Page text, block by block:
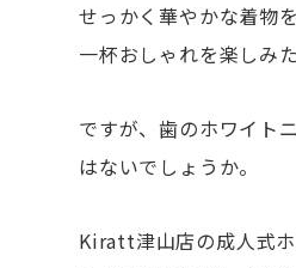
せっかく華やかな着物
一杯おしゃれを楽しみ
ですが、歯のホワイト
はないでしょうか。
Kiratt津山店の成人式